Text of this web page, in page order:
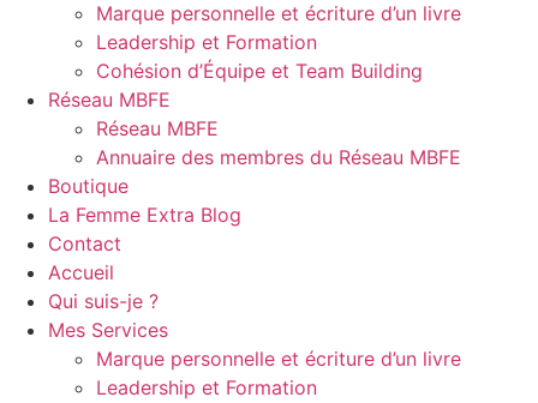
Marque personnelle et écriture d’un livre
Leadership et Formation
Cohésion d’Équipe et Team Building
Réseau MBFE
Réseau MBFE
Annuaire des membres du Réseau MBFE
Boutique
La Femme Extra Blog
Contact
Accueil
Qui suis-je ?
Mes Services
Marque personnelle et écriture d’un livre
Leadership et Formation